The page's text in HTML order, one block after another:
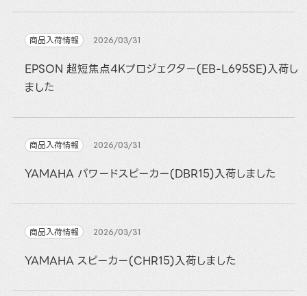
商品入荷情報 2026/03/31
EPSON 超短焦点4Kプロジェクター(EB-L695SE)入荷し
ました
商品入荷情報 2026/03/31
YAMAHA パワードスピーカー(DBR15)入荷しました
商品入荷情報 2026/03/31
YAMAHA スピーカー(CHR15)入荷しました